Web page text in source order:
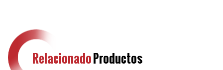
RelacionadoProductos